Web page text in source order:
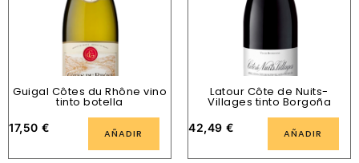
Guigal Côtes du Rhône vino
tinto botella
17,50 € AÑADIR
Latour Côte de Nuits-
Villages tinto Borgoña
42,49 € AÑADIR